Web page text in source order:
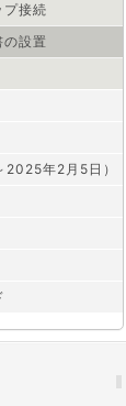
プ接続
設置
年2月5日）